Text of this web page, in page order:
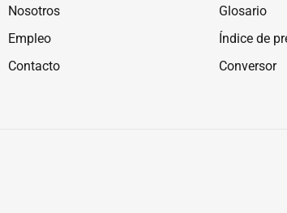
Nosotros
Empleo
Contacto
Glosario
Índice de
Conversor